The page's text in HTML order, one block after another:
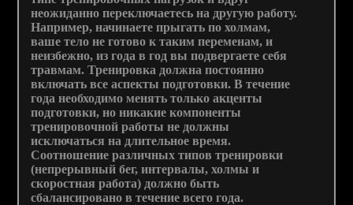
неожиданно переключаетесь на другую работу.
Например, начинаете прыгать по холмам,
ваше тело не готово к таким переменам, и
неизбежно, из года в год вы подвергаете себя
травмам. Тренировка должна постоянно
включать все аспекты подготовки. В течение
года необходимо менять только акценты
подготовки, но никакие компоненты
тренировочной работы не должны
исключаться на длительное время.
Соотношение различных типов тренировки
(непрерывный бег, интервалы, холмы и
скоростная работа) должно быть
сбалансировано в течение всего года.